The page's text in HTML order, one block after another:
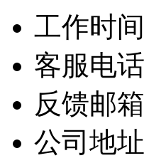
工作时
客服电
反馈邮
公司地